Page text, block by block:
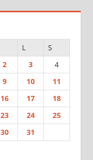
L
S
2 3
4
9 10
11
16 17
18
23 24
25
30
31